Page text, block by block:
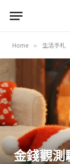
Home » 生活手札
金錢觀測